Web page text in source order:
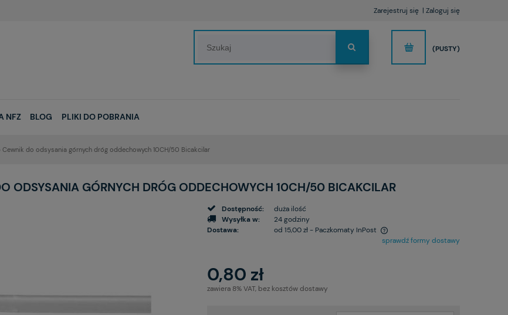
Zarejestruj się Zaloguj się
(PUSTY)
NFZ BLOG PLIKI DO POBRANIA
Cewnik do odsysania górnych dróg oddechowych 10CH/50 Bicakcilar
ODSYSANIA GÓRNYCH DRÓG ODDECHOWYCH 10CH/50 BICAKCILAR
Dostępność:
duża ilość
Wysyłka w:
24 godziny
Dostawa:
od 15,00 zł- Paczkomaty InPost
sprawdź formy dostawy
0,80 zł
zawiera 8% VAT, bez kosztów dostawy